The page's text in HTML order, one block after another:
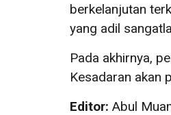
berkelanjutan
yang adil
Pada akhirnya,
Kesadaran akan
Editor: Abul